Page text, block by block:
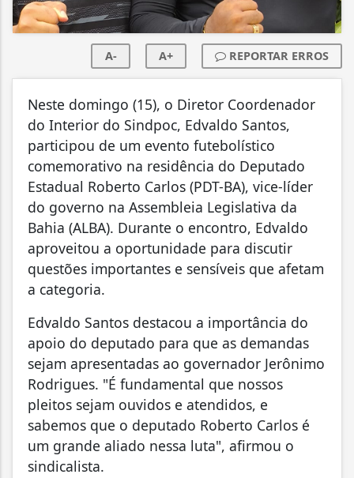
A- A+ REPORTAR ERROS
Neste domingo (15), o Diretor Coordenador
do Interior do Sindpoc, Edvaldo Santos,
participou de um evento futebolístico
comemorativo na residência do Deputado
Estadual Roberto Carlos (PDT-BA), vice-líder
do governo na Assembleia Legislativa da
Bahia (ALBA). Durante o encontro, Edvaldo
aproveitou a oportunidade para discutir
questões importantes e sensíveis que afetam
a categoria.
Edvaldo Santos destacou a importância do
apoio do deputado para que as demandas
sejam apresentadas ao governador Jerônimo
Rodrigues. "É fundamental que nossos
pleitos sejam ouvidos e atendidos, e
sabemos que o deputado Roberto Carlos é
um grande aliado nessa luta", afirmou o
sindicalista.